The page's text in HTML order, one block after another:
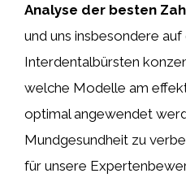
Analyse der besten
und uns insbesondere
Interdentalbürsten
welche Modelle am
optimal angewendet
Mundgesundheit zu
für unsere